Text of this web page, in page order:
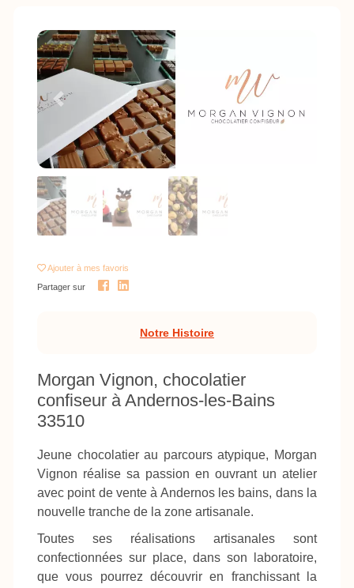
Previous Next
Ajouter à mes favoris
Partager sur
Notre Histoire
Morgan Vignon, chocolatier
confiseur à Andernos-les-Bains
33510
Jeune chocolatier au parcours atypique, Morgan
Vignon réalise sa passion en ouvrant un atelier
avec point de vente à Andernos les bains, dans la
nouvelle tranche de la zone artisanale.
Toutes ses réalisations artisanales sont
confectionnées sur place, dans son laboratoire,
que vous pourrez découvrir en franchissant la